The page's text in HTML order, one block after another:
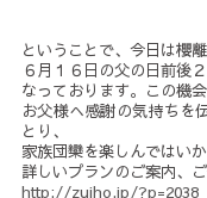
ということで、今日は櫻
６月１６日の父の日前後
なっております。この機
お父様へ感謝の気持ちを
とり、
家族団欒を楽しんではい
詳しいプランのご案内、
http://zuiho.jp/?p=2038